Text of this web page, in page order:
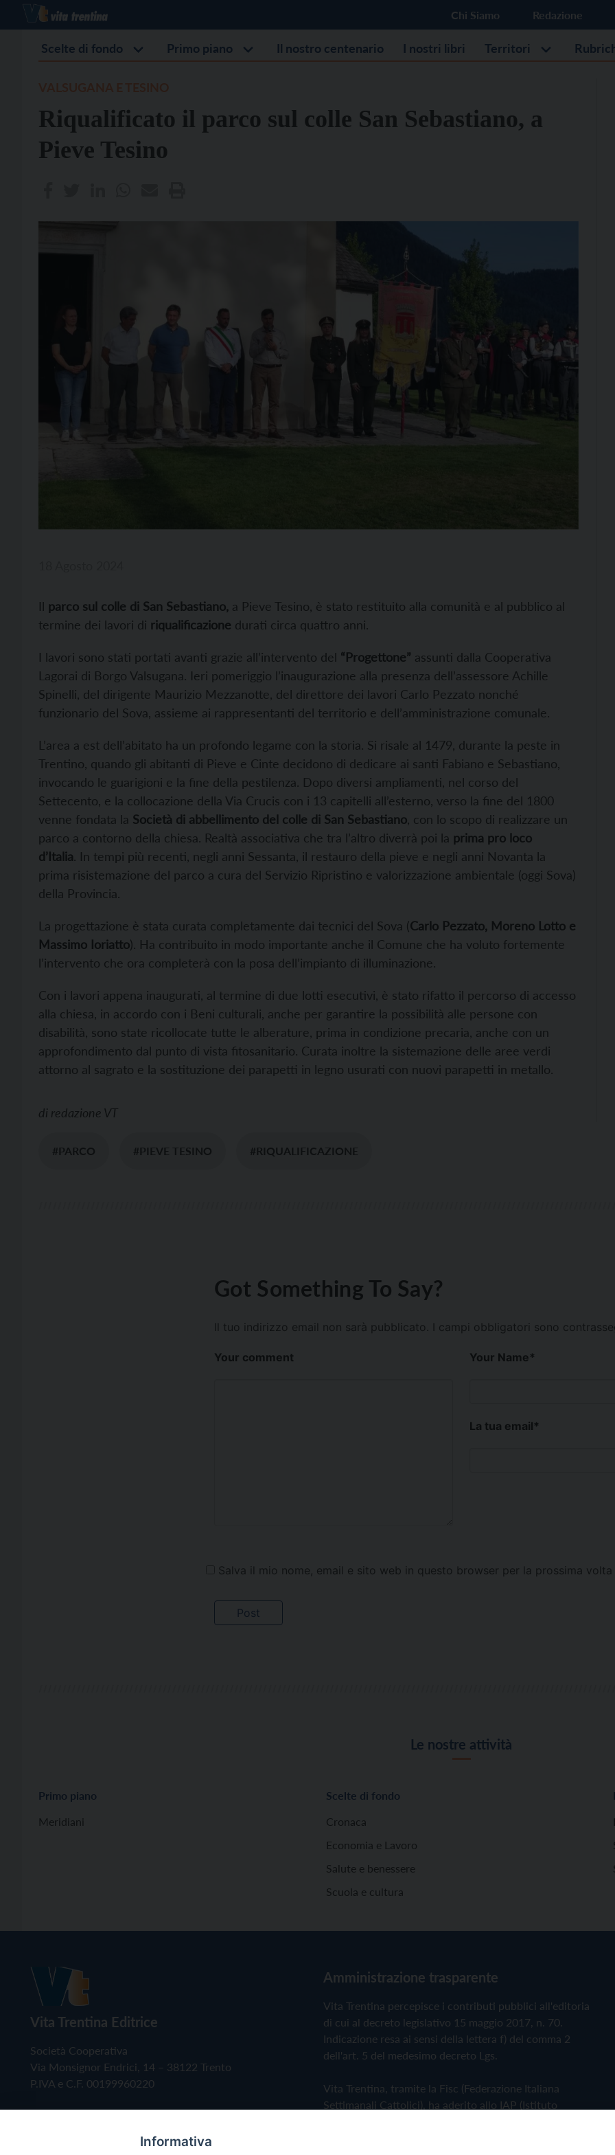
Chi Siamo Redazione
Scelte di fondo Primo piano Il nostro centenario I nostri libri Territori
Riqualificato il parco sul colle San Sebastiano, a
Pieve Tesino
Il parco sul colle di San Sebastiano, a Pieve Tesino, è stato restituito alla comunità e al pubblico al
termine dei lavori di riqualificazione durati circa quattro anni.
I lavori sono stati portati avanti grazie all’intervento del “Progettone” assunti dalla Cooperativa
Lagorai di Borgo Valsugana. Ieri pomeriggio l’inaugurazione alla presenza dell’assessore Achille
Spinelli, del dirigente Maurizio Mezzanotte, del direttore dei lavori Carlo Pezzato nonché
funzionario del Sova, assieme ai rappresentanti del territorio e dell’amministrazione comunale.
L’area a est dell’abitato ha un profondo legame con la storia. Si risale al 1479, durante la peste in
Trentino, quando gli abitanti di Pieve e Cinte decidono di dedicare ai santi Fabiano e Sebastiano,
invocando le guarigioni e la fine della pestilenza. Dopo diversi ampliamenti, nel corso del
Settecento, e la collocazione della Via Crucis con i 13 capitelli all’esterno, verso la fine del 1800
venne fondata la Società di abbellimento del colle di San Sebastiano , con lo scopo di realizzare un
parco a contorno della chiesa. Realtà associativa che tra l’altro diverrà poi la prima pro loco
d’Italia. In tempi più recenti, negli anni Sessanta, il restauro della pieve e negli anni Novanta la
prima risistemazione del parco a cura del Servizio Ripristino e valorizzazione ambientale (oggi Sova)
della Provincia.
La progettazione è stata curata completamente dai tecnici del Sova (Carlo Pezzato, Moreno Lotto e
Massimo Ioriatto). Ha contribuito in modo importante anche il Comune che ha voluto fortemente
l’intervento che ora completerà con la posa dell’impianto di illuminazione.
Con i lavori appena inaugurati, al termine di due lotti esecutivi, è stato rifatto il percorso di accesso
alla chiesa, in accordo con i Beni culturali, anche per garantire la possibilità alle persone con
disabilità, sono state ricollocate tutte le alberature, prima in condizione precaria, anche con un
approfondimento dal punto di vista fitosanitario. Curata inoltre la sistemazione delle aree verdi
attorno al sagrato e la sostituzione dei parapetti in legno usurati con nuovi parapetti in metallo.
di redazione VT
#PARCO #PIEVE TESINO #RIQUALIFICAZIONE
Got Something To Say?
Il tuo indirizzo email non sarà pubblicato. I campi obbligatori sono
Your comment Your Name*
La tua email*
Salva il mio nome, email e sito web in questo browser per la prossima
Le nostre attività
Primo piano
Meridiani
Scelte di fondo
Cronaca
Economia e Lavoro
Salute e benessere
Scuola e cultura
Vita Trentina Editrice
Società Cooperativa
Via Monsignor Endrici, 14 – 38122 Trento
P.IVA e C.F. 00199960220
Amministrazione trasparente
Vita Trentina percepisce i contributi pubblici all'editoria
di cui al decreto legislativo 15 maggio 2017, n. 70.
Indicazione resa ai sensi della lettera f) del comma 2
dell'art. 5 del medesimo decreto Lgs.
Vita Trentina, tramite la Fisc (Federazione Italiana
Settimanali Cattolici), ha aderito allo IAP (Istituto
Informativa